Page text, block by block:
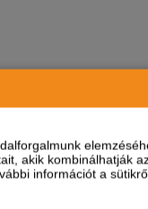
akik kombinálhatják
információt a
takarmányozási
állati feheréje,